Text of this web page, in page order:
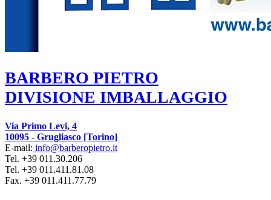
BARBERO PIETRO
DIVISIONE IMBALLAGGIO
Via Primo Levi, 4
10095 - Grugliasco [Torino]
E-mail: info@barberopietro.it
Tel. +39 011.30.206
Tel. +39 011.411.81.08
Fax. +39 011.411.77.79